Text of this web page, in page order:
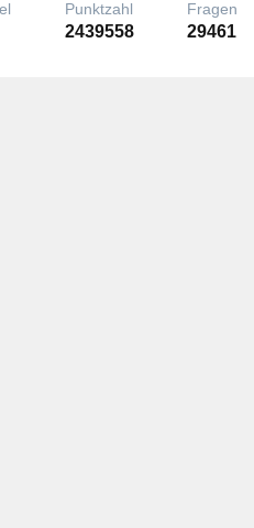
Punktzahl
2439558
Fragen
29461